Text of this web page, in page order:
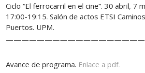
Ciclo “El ferrocarril en el cine”. 30 abril, 7
17:00-19:15. Salón de actos ETSI
Puertos. UPM.
Avance de programa. Enlace a pdf.